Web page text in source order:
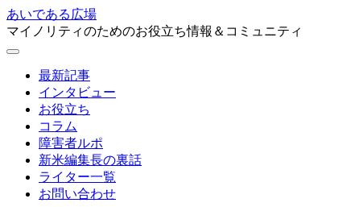
あいである広場
マイノリティのためのお役立ち情報＆コミュニティ
最新記事
インタビュー
お役立ち
コラム
障害者ルポ
新米編集長の裏話
ライター一覧
お問い合わせ